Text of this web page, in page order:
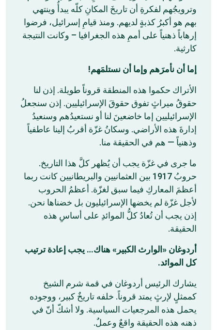
وترويجُهم لفكرةِ أن تاريخَ المكانِ كلّه يبدأُ وينتهي
بهم هو أكبرُ كذبةٍ لديهم. ومنذ قيامِ إسرائيل، فرضوا
إرهاباً ذهنياً على أممِ هذه الجغرافيا – وكانت النتيجة
كارثية.
إما أن نأمرَهم وإما أن نستلمَهم!
الأتراك حكموا هذه المنطقة قروناً طويلة. إذن لنا
حقوقُ ميراثٍ تفوق حقوقَ الإسرائيليين. إذن سنجعلُ
الإسرائيليين إما خاضعينَ لنا أو نستعيدُهم وسنعيدُ
إدارةَ هذه الأراضي. وسكانُ غزّة أقربُ إلينا عاطفياً
وذهنياً — هم في الحقيقة منا.
ما جرى في غزّة يجب أن يُظهر كلَّ هذا التاريخ.
حروبُ 1917 بين العثمانيين والبريطانيين كانت ربما
أعظمَ المعاركِ فيما سبق لغزّة. أعظمُ الحروب
لأجل غزّة لم يخضها الإسرائيليون بل خضناها نحن.
إذن يجب أن تُعادُ كلُّ الموائدِ على أساسِ هذه
الحقيقة.
أردوغان «الوارث الكبير» هناك… يجب إعادة ترتيب
كل الموائد.
يشارك الرئيس أردوغان في قمة شرم الشيخ
كممثلٍ لإرثٍ يمتد قروناً. خلفه تاريخٌ كبير، ووجوده
يحمل هذه المرجعيات السياسية. ولا أشكّ أنّ في
ذهنه هذه الحقيقة واقعٌ وعملٌ.